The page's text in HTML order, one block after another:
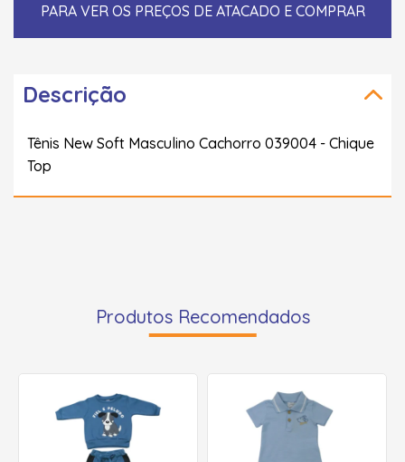
PARA VER OS PREÇOS DE ATACADO E COMPRAR
Descrição
Tênis New Soft Masculino Cachorro 039004 - Chique
Top
Produtos Recomendados